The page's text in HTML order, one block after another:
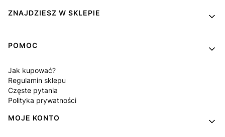
ZNAJDZIESZ W SKLEPIE
POMOC
Jak kupować?
Regulamin sklepu
Częste pytania
Polityka prywatności
MOJE KONTO